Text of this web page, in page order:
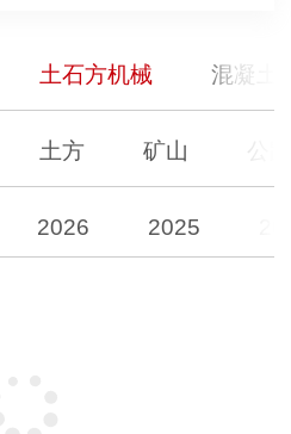
土石方机械 混凝土
土方 矿山 公
2026 2025